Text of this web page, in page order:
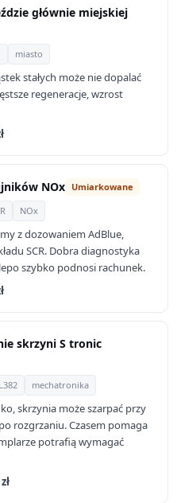
głównie miejskiej
miasto
stałych może nie dopalać
regeneracje, wzrost
NOx Umiarkowane
NOx
z dozowaniem AdBlue,
SCR. Dobra diagnostyka
szybko podnosi rachunek.
skrzyni S tronic
mechatronika
skrzynia może szarpać przy
rozgrzaniu. Czasem pomaga
potrafią wymagać